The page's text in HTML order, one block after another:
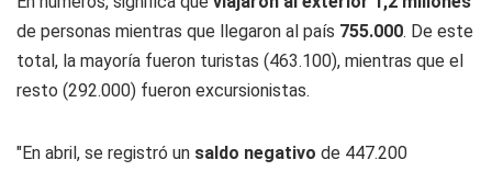
de personas mientras que llegaron al país 755.000. De este
total, la mayoría fueron turistas (463.100), mientras que el
resto (292.000) fueron excursionistas.
"En abril, se registró un saldo negativo de 447.200